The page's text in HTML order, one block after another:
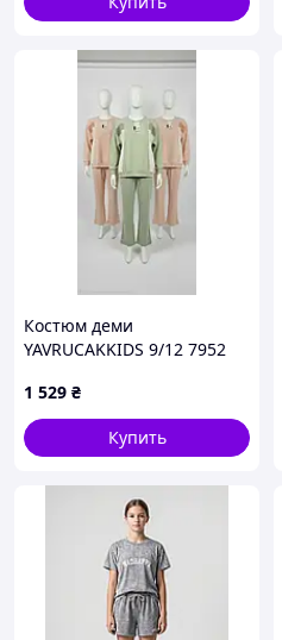
Костюм деми
YAVRUCAKKIDS 9/12 7952
1 529 ₴
Купить